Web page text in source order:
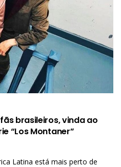
brasileiros, vinda ao
“Los Montaner”
Latina está mais perto de